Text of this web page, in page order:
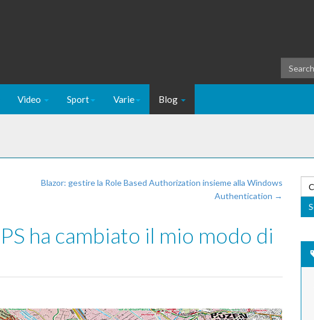
Video Sport Varie Blog
Blazor: gestire la Role Based Authorization insieme alla Windows
Authentication →
ha cambiato il mio modo di